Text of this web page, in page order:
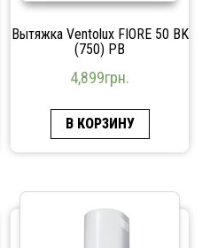
Вытяжка Ventolux FIORE 50 BK
(750) PB
4,899грн.
В КОРЗИНУ